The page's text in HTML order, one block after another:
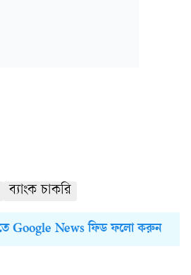
ব্যাংক চাকরি
Google News ফিড ফলো করুন